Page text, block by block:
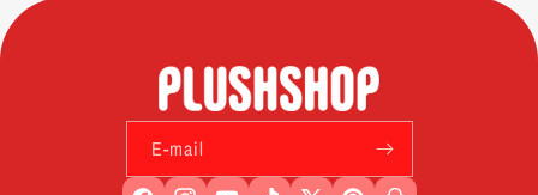
E-mail